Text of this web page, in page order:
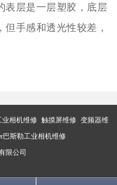
表层是一层塑胶，底层
手感和透光性较差，
业相机维修 触摸屏维修 变频器维
斯勒工业相机维修
限公司